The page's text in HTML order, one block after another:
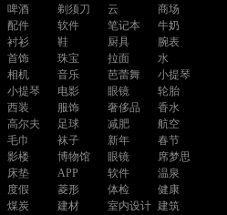
啤酒
剃须刀 云
商场
配件
软件 笔记本
牛奶
衬衫
鞋 厨具
腕表
首饰
珠宝 拉面
水
相机
音乐 芭蕾舞
小提琴
小提琴
电影 眼镜
轮胎
西装
服饰 奢侈品
香水
高尔夫
足球 减肥
航空
毛巾
袜子 新年
春节
影楼
博物馆 眼镜
席梦思
床垫
APP 软件
温泉
度假
菱形 体检
健康
煤炭
建材 室内设计 建筑